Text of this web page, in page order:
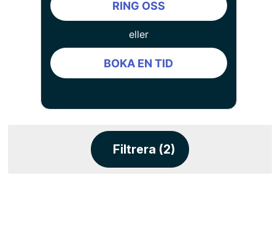
RING OSS
eller
BOKA EN TID
Filtrera (2)